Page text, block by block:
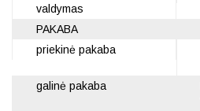
valdymas
PAKABA
priekinė pakaba
galinė pakaba